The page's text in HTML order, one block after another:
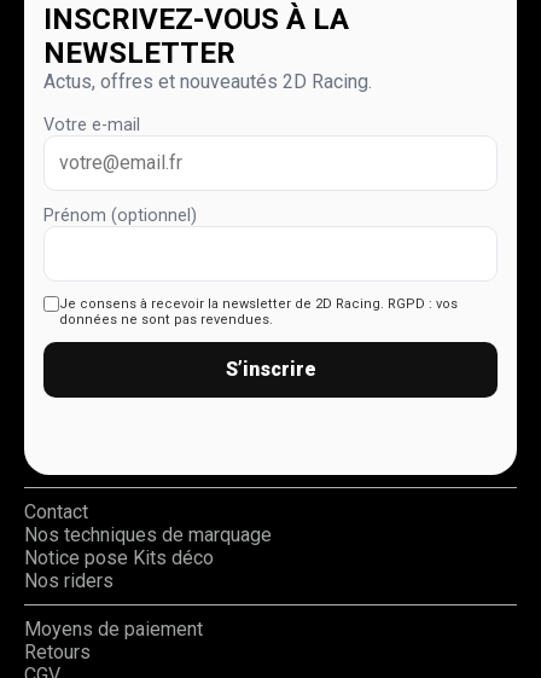
INSCRIVEZ-VOUS À LA
NEWSLETTER
Actus, offres et nouveautés 2D Racing.
Votre e-mail
Prénom (optionnel)
Je consens à recevoir la newsletter de 2D Racing. RGPD : vos
données ne sont pas revendues.
S’inscrire
Contact
Nos techniques de marquage
Notice pose Kits déco
Nos riders
Moyens de paiement
Retours